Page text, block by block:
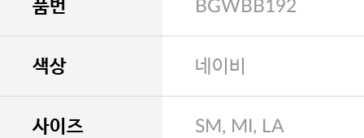
품번 BGWBB192
색상 네이비
사이즈 SM, MI, LA